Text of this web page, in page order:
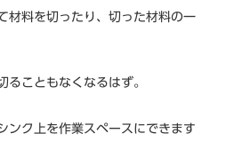
材料を切ったり、切った材料の一
ることもなくなるはず。
ンク上を作業スペースにできます